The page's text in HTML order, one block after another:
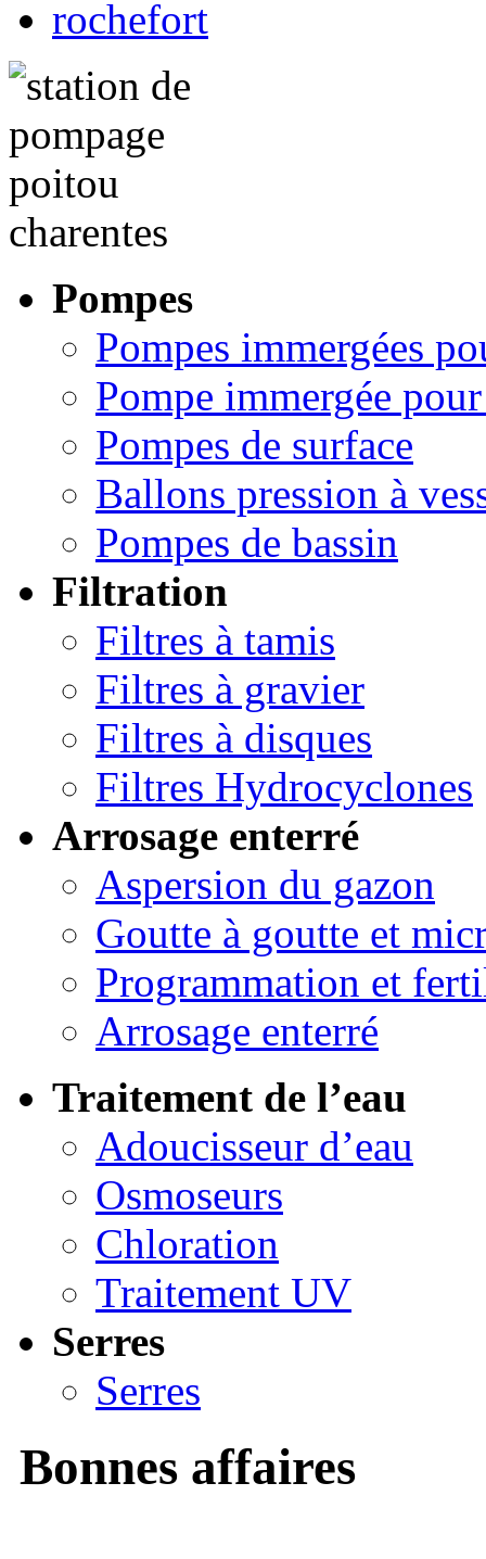
Pompes
Pompes immergées
Pompe immergée
Pompes de surface
Ballons pression à
Pompes de bassin
Filtration
Filtres à tamis
Filtres à gravier
Filtres à disques
Filtres Hydrocyclones
Arrosage enterré
Aspersion du gazon
Goutte à goutte et
Programmation et
Arrosage enterré
Traitement de l’eau
Adoucisseur d’eau
Osmoseurs
Chloration
Traitement UV
Serres
Serres
Bonnes affaires